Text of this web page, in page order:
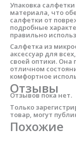
Упаковка
материала, что
салфетки от
подробные
правильно
Салфетка из
аксессуар для
своей оптики.
отличном
комфортное
Отзывы
Отзывов пока нет.
Только
товар, могут
Похожие